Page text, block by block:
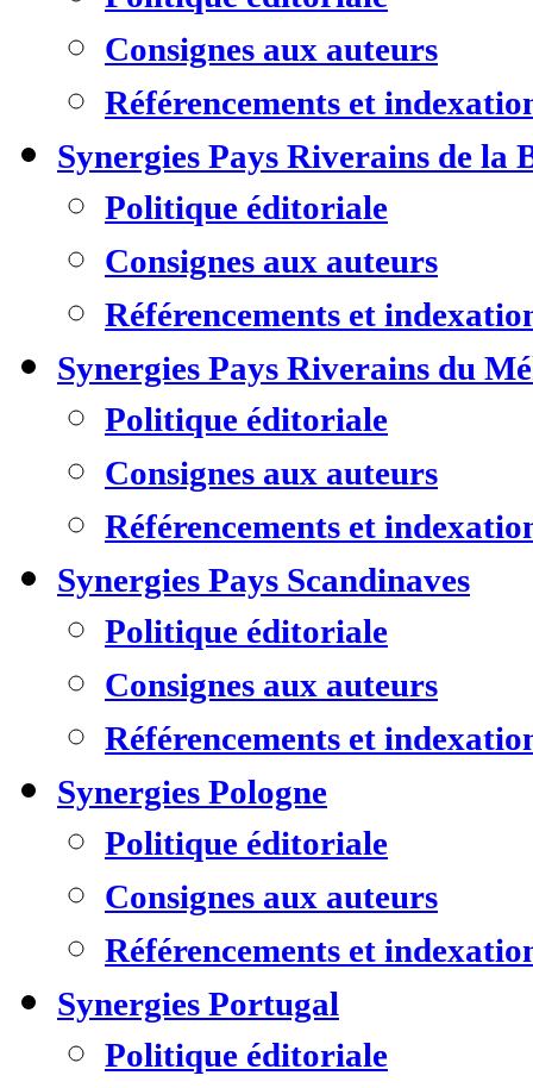
Consignes aux auteurs
Référencements et
Synergies Pays Riverains de la
Politique éditoriale
Consignes aux auteurs
Référencements et
Synergies Pays Riverains du
Politique éditoriale
Consignes aux auteurs
Référencements et
Synergies Pays Scandinaves
Politique éditoriale
Consignes aux auteurs
Référencements et
Synergies Pologne
Politique éditoriale
Consignes aux auteurs
Référencements et
Synergies Portugal
Politique éditoriale